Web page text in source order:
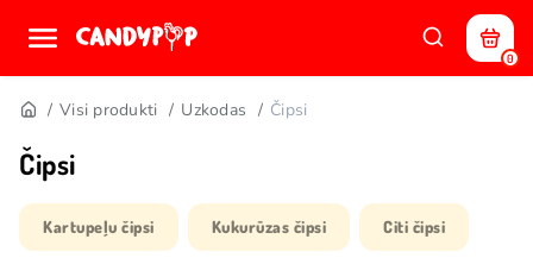
0
Visi produkti Uzkodas Čipsi
Čipsi
Kartupeļu čipsi Kukurūzas čipsi Citi čipsi